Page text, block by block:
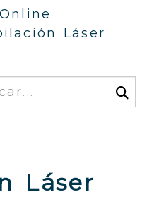
Láser
Láser